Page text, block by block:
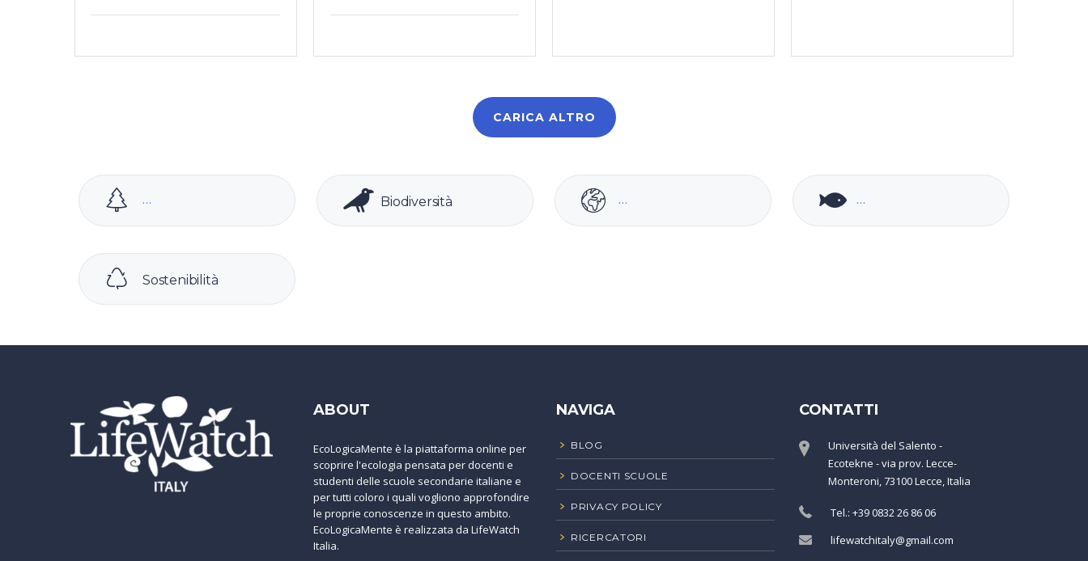
CARICA ALTRO
Biodiversità
Sostenibilità
ABOUT
EcoLogicaMente è la piattaforma online per
scoprire l'ecologia pensata per docenti e
studenti delle scuole secondarie italiane e
per tutti coloro i quali vogliono approfondire
le proprie conoscenze in questo ambito.
EcoLogicaMente è realizzata da LifeWatch
Italia.
NAVIGA
BLOG
DOCENTI SCUOLE
PRIVACY POLICY
RICERCATORI
CONTATTI
Università del Salento -
Ecotekne - via prov. Lecce-
Monteroni, 73100 Lecce, Italia
Tel.: +39 0832 26 86 06
lifewatchitaly@gmail.com